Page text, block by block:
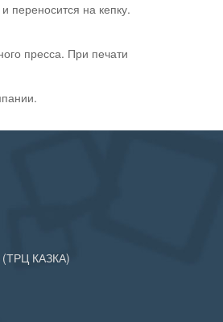
переносится на кепку.
пресса. При печати
(ТРЦ КАЗКА)